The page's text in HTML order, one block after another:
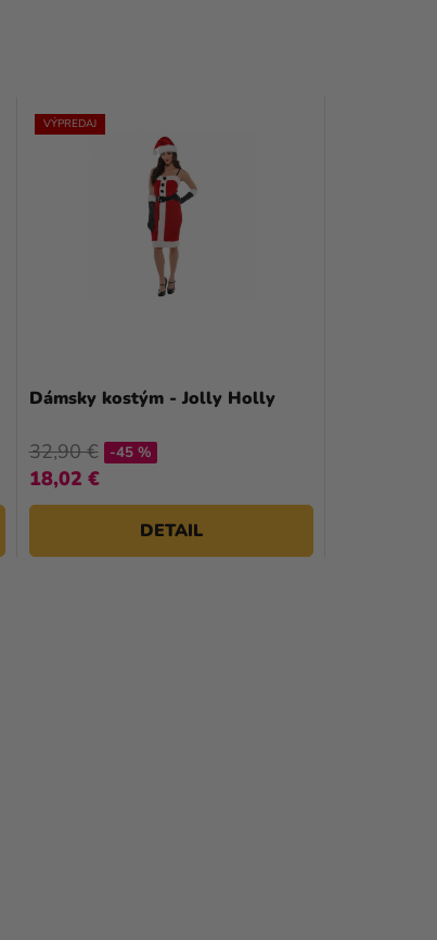
VÝPREDAJ
Dámsky kostým - Jolly Holly
32,90 €
18,02 €
-45 %
DETAIL